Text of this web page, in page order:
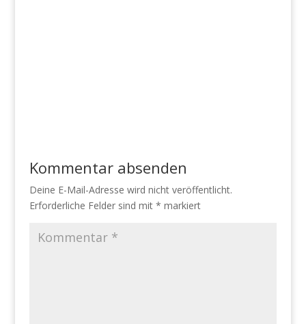
Kommentar absenden
Deine E-Mail-Adresse wird nicht veröffentlicht.
Erforderliche Felder sind mit * markiert